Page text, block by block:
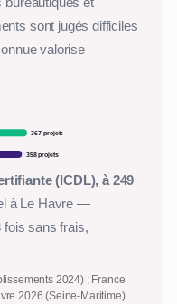
sont jugés difficiles
valorise
367 projets
358 projets
(ICDL), à 249
à Le Havre —
fois sans frais,
2024) ; France
2026 (Seine-Maritime).